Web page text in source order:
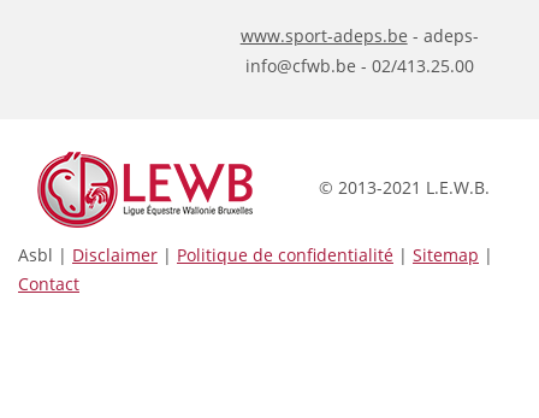
www.sport-adeps.be - adeps-
info@cfwb.be - 02/413.25.00
© 2013-2021 L.E.W.B.
Asbl | Disclaimer | Politique de confidentialité | Sitemap |
Contact